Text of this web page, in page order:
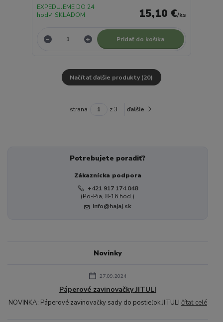
15,10 €/ks
EXPEDUJEME DO 24
hod✓ SKLADOM
Pridať do košíka
Načítať ďalšie produkty (20)
strana z 3 ďalšie
Potrebujete poradiť?
Zákaznícka podpora
+421 917 174 048
(Po-Pia, 8-16 hod.)
info@hajaj.sk
Novinky
27.09.2024
Páperové zavinovačky JITULI
NOVINKA: Páperové zavinovačky sady do postieľok JITULI čítať celé